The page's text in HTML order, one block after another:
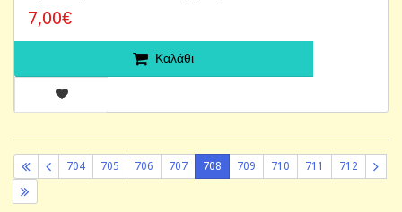
7,00€
Καλάθι
704 705 706 707 708 709 710 711 712